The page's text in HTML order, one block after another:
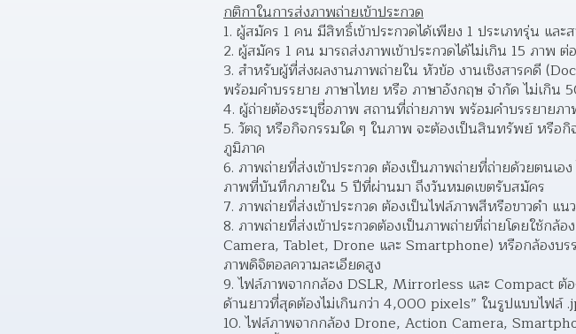
กติกาในการส่งภาพถ่ายเข้าประกวด
ผู้สมัคร 1 คน มีสิทธิ์เข้าประกวดได้เพียง 1 ประเภทรุ่น และ
ผู้สมัคร 1 คน มารถส่งภาพเข้าประกวดได้ไม่เกิน 15 ภาพ ต่
สำหรับผู้ที่ส่งผลงานภาพถ่ายใน หัวข้อ งานเชิงสารคดี
พร้อมคำบรรยาย ภาษาไทย หรือ ภาษาอังกฤษ จำกัด ไม่เกิน
ผู้ถ่ายต้องระบุชื่อภาพ สถานที่ถ่ายภาพ พร้อมคำบรรยายภ
วัตถุ หรือกิจกรรมใด ๆ ในภาพ จะต้องเป็นสินทรัพย์ หรือกิ
ภูมิภาค
ภาพถ่ายที่ส่งเข้าประกวด ต้องเป็นภาพถ่ายที่ถ่ายด้วยตนเอ
ภาพที่บันทึกภายใน 5 ปีที่ผ่านมา ถึงวันหมดเขตรับสมัคร
ภาพถ่ายที่ส่งเข้าประกวด ต้องเป็นไฟล์ภาพสีหรือขาวดำ แ
ภาพถ่ายที่ส่งเข้าประกวดต้องเป็นภาพถ่ายที่ถ่ายโดยใช้
Camera, Tablet, Drone และ Smartphone) หรือกล้องบ
ภาพดิจิตอลความละเอียดสูง
ไฟล์ภาพจากกล้อง DSLR, Mirrorless และ Compact ต้
ด้านยาวที่สุดต้องไม่เกินกว่า 4,000 pixels” ในรูปแบบไฟล์
ไฟล์ภาพจากกล้อง Drone, Action Camera,